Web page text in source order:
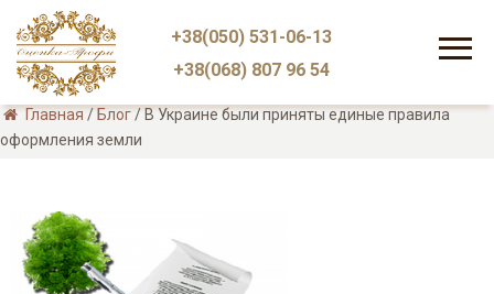
+38(050) 531-06-13
+38(068) 807 96 54
Главная / Блог / В Украине были приняты единые правила
оформления земли